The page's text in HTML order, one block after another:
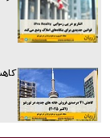
کاهش 41 درصدی